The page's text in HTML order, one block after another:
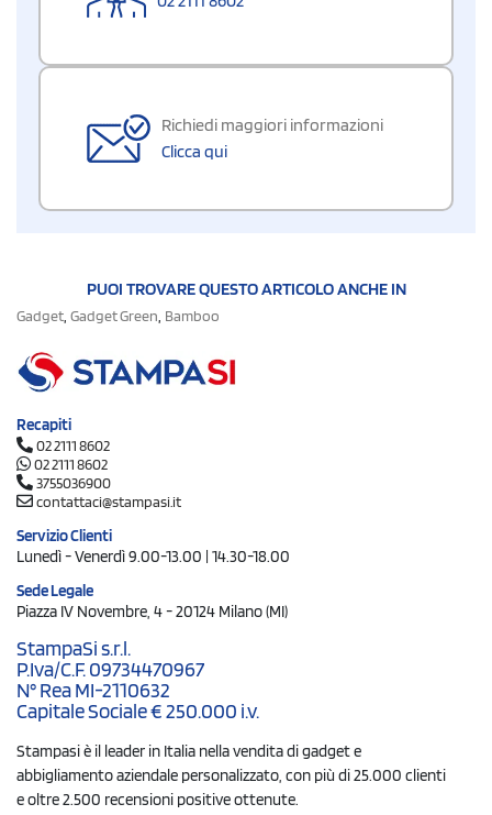
Richiedi maggiori informazioni
Clicca qui
PUOI TROVARE QUESTO ARTICOLO ANCHE IN
Gadget, Gadget Green, Bamboo
Recapiti
02 2111 8602
02 2111 8602
3755036900
contattaci@stampasi.it
Servizio Clienti
Lunedì - Venerdì 9.00-13.00 | 14.30-18.00
Sede Legale
Piazza IV Novembre, 4 - 20124 Milano (MI)
StampaSi s.r.l.
P.Iva/C.F. 09734470967
N° Rea MI-2110632
Capitale Sociale € 250.000 i.v.
Stampasi è il leader in Italia nella vendita di gadget e
abbigliamento aziendale personalizzato, con più di 25.000 clienti
e oltre 2.500 recensioni positive ottenute.